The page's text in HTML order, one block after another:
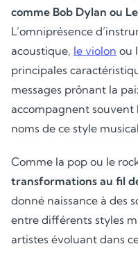
comme Bob Dylan ou
L’omniprésence
acoustique, le violon ou
principales
messages prônant la
accompagnent souvent
noms de ce style
Comme la pop ou le
transformations au fil
donné naissance à des
entre différents styles
artistes évoluant dans